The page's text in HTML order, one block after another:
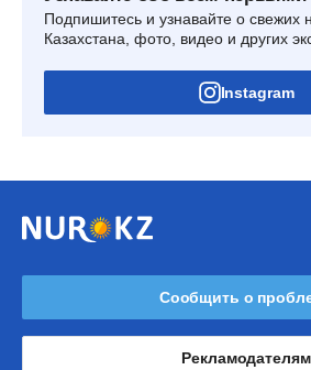
Подпишитесь и узнавайте о свежих
Казахстана, фото, видео и других
Instagram
Сообщить о
Рекламодателям